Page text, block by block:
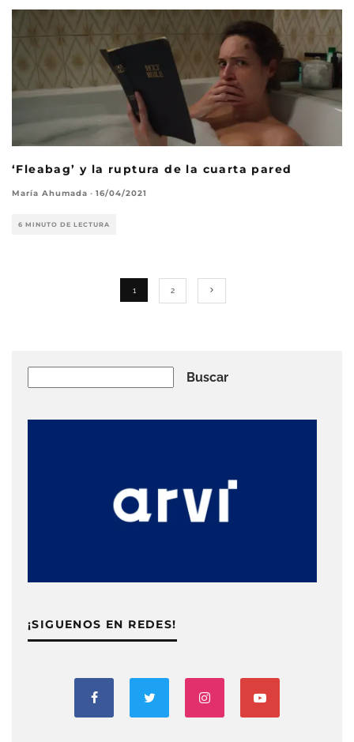
‘Fleabag’ y la ruptura de la cuarta pared
María Ahumada · 16/04/2021
6 MINUTO DE LECTURA
1 2
Buscar
¡SIGUENOS EN REDES!